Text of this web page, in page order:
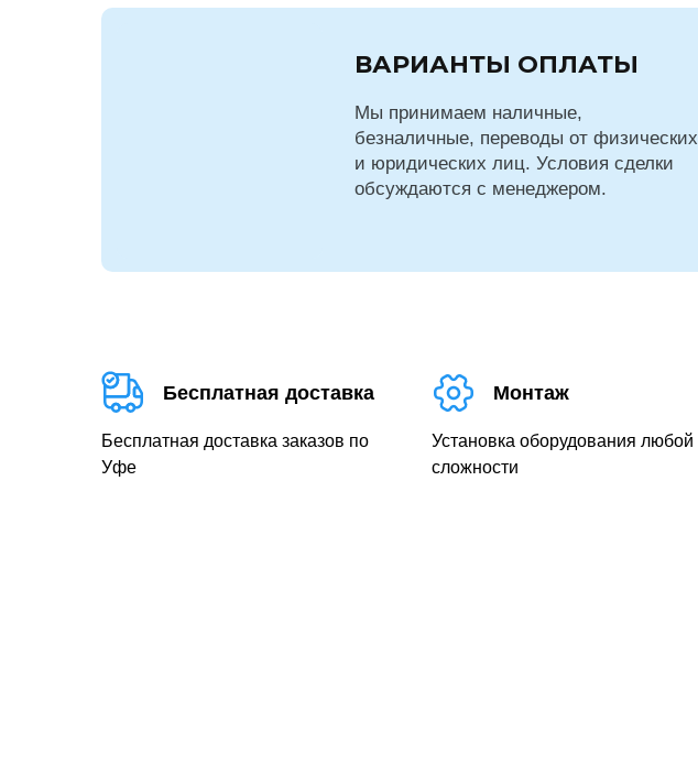
Мы принимаем наличные,
безналичные, переводы от физических
и юридических лиц. Условия сделки
обсуждаются с менеджером.
ВАРИАНТЫ ОПЛАТЫ
Бесплатная доставка
Бесплатная доставка заказов по
Уфе
Монтаж
Установка оборудования любой
сложности